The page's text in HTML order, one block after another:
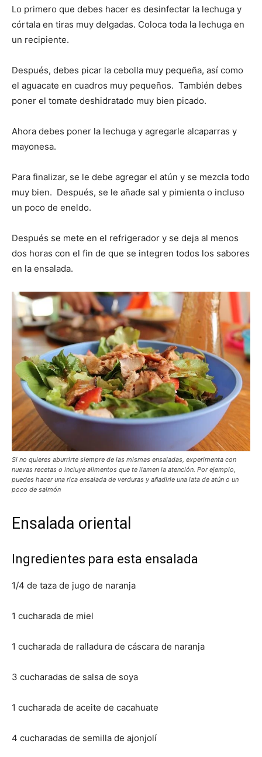
Lo primero que debes hacer es desinfectar la lechuga y
córtala en tiras muy delgadas. Coloca toda la lechuga en
un recipiente.
Después, debes picar la cebolla muy pequeña, así como
el aguacate en cuadros muy pequeños. También debes
poner el tomate deshidratado muy bien picado.
Ahora debes poner la lechuga y agregarle alcaparras y
mayonesa.
Para finalizar, se le debe agregar el atún y se mezcla todo
muy bien. Después, se le añade sal y pimienta o incluso
un poco de eneldo.
Después se mete en el refrigerador y se deja al menos
dos horas con el fin de que se integren todos los sabores
en la ensalada.
Si no quieres aburrirte siempre de las mismas ensaladas, experimenta con
nuevas recetas o incluye alimentos que te llamen la atención. Por ejemplo,
puedes hacer una rica ensalada de verduras y añadirle una lata de atún o un
poco de salmón
Ensalada oriental
Ingredientes para esta ensalada
1/4 de taza de jugo de naranja
1 cucharada de miel
1 cucharada de ralladura de cáscara de naranja
3 cucharadas de salsa de soya
1 cucharada de aceite de cacahuate
4 cucharadas de semilla de ajonjolí